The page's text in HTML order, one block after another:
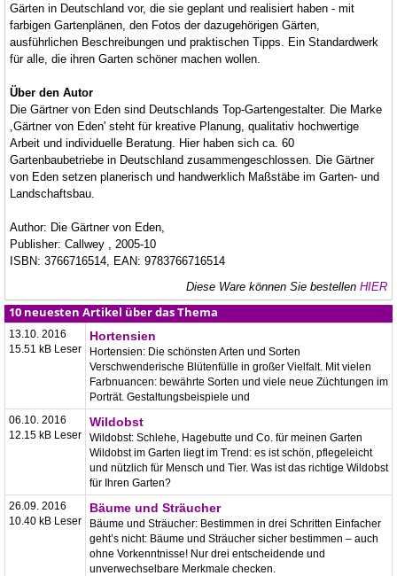
Gärten in Deutschland vor, die sie geplant und realisiert haben - mit
farbigen Gartenplänen, den Fotos der dazugehörigen Gärten,
ausführlichen Beschreibungen und praktischen Tipps. Ein Standardwerk
für alle, die ihren Garten schöner machen wollen.
Über den Autor
Die Gärtner von Eden sind Deutschlands Top-Gartengestalter. Die Marke
,Gärtner von Eden' steht für kreative Planung, qualitativ hochwertige
Arbeit und individuelle Beratung. Hier haben sich ca. 60
Gartenbaubetriebe in Deutschland zusammengeschlossen. Die Gärtner
von Eden setzen planerisch und handwerklich Maßstäbe im Garten- und
Landschaftsbau.
Author: Die Gärtner von Eden,
Publisher: Callwey , 2005-10
ISBN: 3766716514, EAN: 9783766716514
Diese Ware können Sie bestellen HIER
10 neuesten Artikel über das Thema
13.10. 2016
15.51 kB Leser
Hortensien
Hortensien: Die schönsten Arten und Sorten
Verschwenderische Blütenfülle in großer Vielfalt. Mit vielen
Farbnuancen: bewährte Sorten und viele neue Züchtungen im
Porträt. Gestaltungsbeispiele und
06.10. 2016
12.15 kB Leser
Wildobst
Wildobst: Schlehe, Hagebutte und Co. für meinen Garten
Wildobst im Garten liegt im Trend: es ist schön, pflegeleicht
und nützlich für Mensch und Tier. Was ist das richtige Wildobst
für Ihren Garten?
26.09. 2016
10.40 kB Leser
Bäume und Sträucher
Bäume und Sträucher: Bestimmen in drei Schritten Einfacher
geht’s nicht: Bäume und Sträucher sicher bestimmen – auch
ohne Vorkenntnisse! Nur drei entscheidende und
unverwechselbare Merkmale checken.